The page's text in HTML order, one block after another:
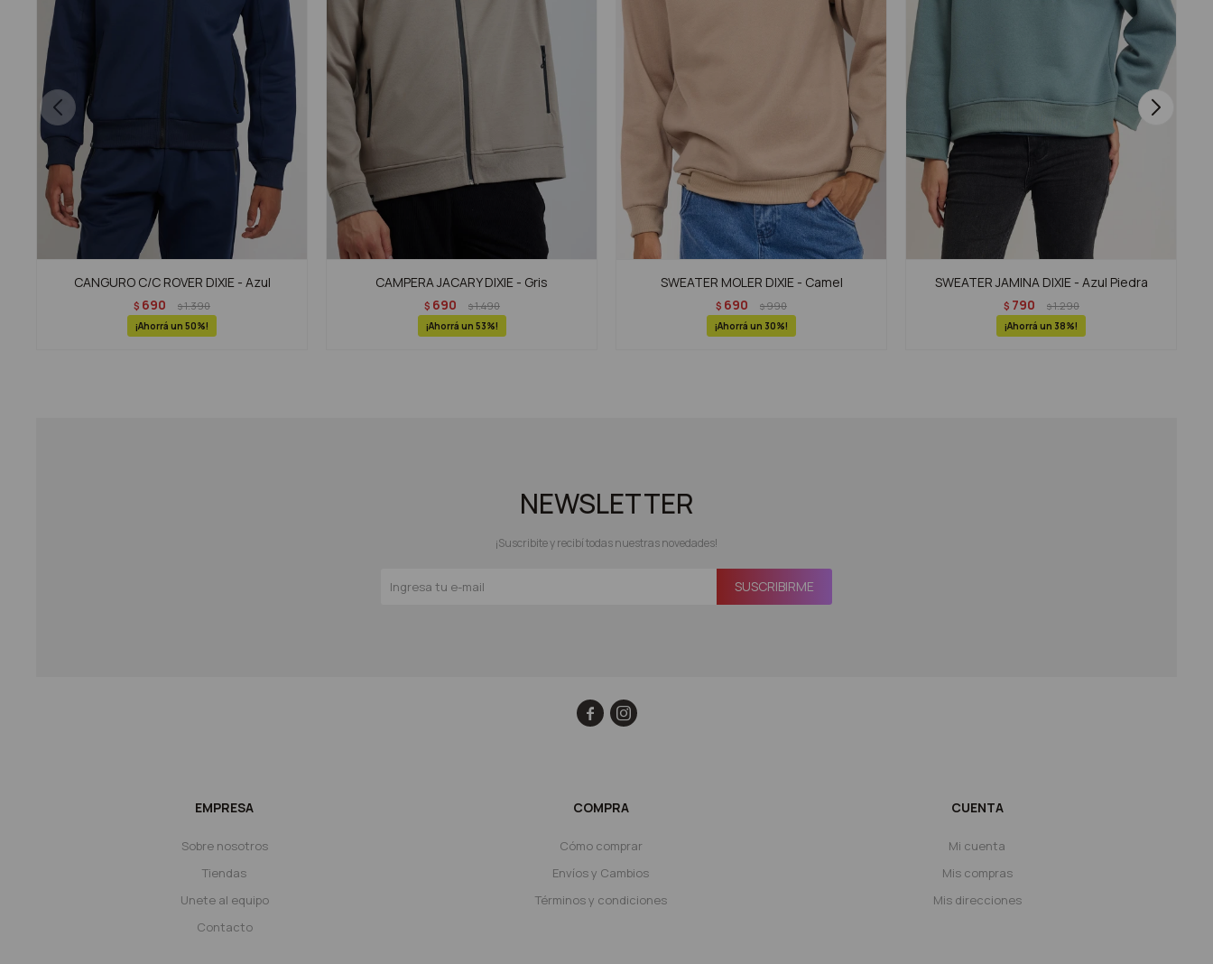
CANGURO C/C ROVER DIXIE - Azul
$ 690 $1.390
50
CAMPERA JACARY DIXIE - Gris
$ 690 $1.490
53
SWEATER MOLER DIXIE - Camel
$ 690 $990
30
SWEATER JAMINA DIXIE - Azul Piedra
$ 790 $1.290
38
EMPRESA
Sobre nosotros
Tiendas
Unete al equipo
Contacto
COMPRA
Cómo comprar
Envíos y Cambios
Términos y condiciones
CUENTA
Mi cuenta
Mis compras
Mis direcciones
NEWSLETTER
¡Suscribite y recibí todas nuestras novedades!
SUSCRIBIRME
 